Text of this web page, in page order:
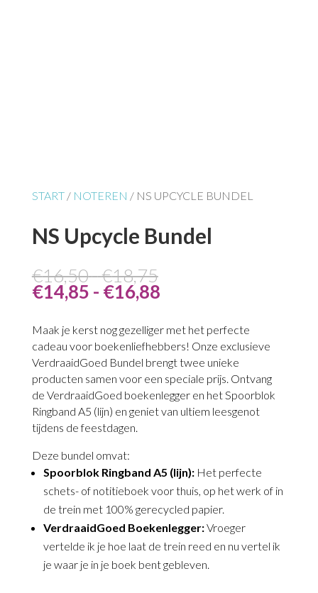
START/ NOTEREN / NS UPCYCLE BUNDEL
NS Upcycle Bundel
€16,50-€18,75Prijsklasse:
€16,50
€18,75
Oorspronkelijke
prijs
€16,50
-
€18,75Prijsklasse:
€16,50
tot
€18,75.
€14,85 - €16,88Prijsklasse:
tot
€16,88
Huidige
is:
€14,85
-
€16,88Prijsklasse:
€14,85
tot
€16,88.
Maak je kerst nog gezelliger met het perfecte
cadeau voor boekenliefhebbers! Onze exclusieve
VerdraaidGoed Bundel brengt twee unieke
producten samen voor een speciale prijs. Ontvang
de VerdraaidGoed boekenlegger en het Spoorblok
Ringband A5 (lijn) en geniet van ultiem leesgenot
tijdens de feestdagen.
Deze bundel omvat:
Spoorblok Ringband A5 (lijn):Het perfecte
schets- of notitieboek voor thuis, op het werk of in
de trein met 100% gerecycled papier.
VerdraaidGoed Boekenlegger:Vroeger
vertelde ik je hoe laat de trein reed en nu vertel ik
je waar je in je boek bent gebleven.